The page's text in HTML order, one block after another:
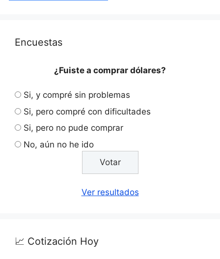
Encuestas
¿Fuiste a comprar dólares?
Si, y compré sin problemas
Si, pero compré con dificultades
Si, pero no pude comprar
No, aún no he ido
Ver resultados
📈 Cotización Hoy